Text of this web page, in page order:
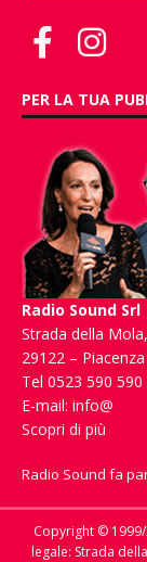
PER LA TUA
Radio Sound Srl
Strada della
29122 – Piacenza
Tel 0523 590 590
E-mail: info@
Scopri di più
Radio Sound fa
Copyright ©
legale: Strada